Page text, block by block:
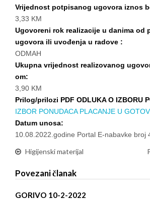
Vrijednost potpisanog ugovora iznos
3,33 KM
Ugovoreni rok realizacije u danima od
ugovora ili uvođenja u radove :
ODMAH
Ukupna vrijednost realizovanog
om:
3,90 KM
Prilog/prilozi PDF ODLUKA O IZBORU
IZBOR PONUDACA PLACANJE U
Datum unosa:
10.08.2022.godine Portal E-nabavke broj
Higijenski materijal
Povezani članak
GORIVO 10-2-2022